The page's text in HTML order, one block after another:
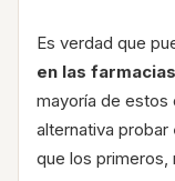
Es verdad que
en las farmacias
mayoría de estos
alternativa probar
que los